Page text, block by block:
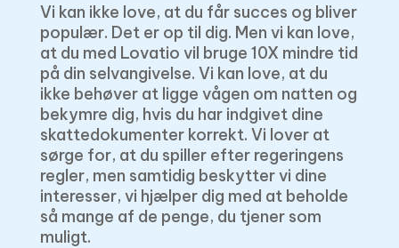
Vi kan ikke love, at du får succes og bliver
populær. Det er op til dig. Men vi kan love,
at du med Lovatio vil bruge 10X mindre tid
på din selvangivelse. Vi kan love, at du
ikke behøver at ligge vågen om natten og
bekymre dig, hvis du har indgivet dine
skattedokumenter korrekt. Vi lover at
sørge for, at du spiller efter regeringens
regler, men samtidig beskytter vi dine
interesser, vi hjælper dig med at beholde
så mange af de penge, du tjener som
muligt.